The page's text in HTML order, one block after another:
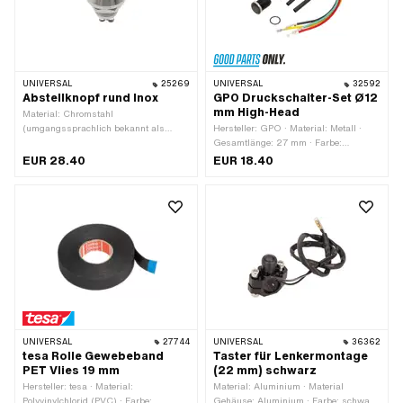
UNIVERSAL 25269
Abstellknopf rund Inox
Material: Chromstahl
(umgangssprachlich bekannt als
EUR 28.40
UNIVERSAL 32592
GPO Druckschalter-Set Ø12
mm High-Head
Hersteller: GPO · Material: Metall ·
Gesamtlänge: 27 mm · Farbe:
schwarz · Anzahl Stellungen: 2 Stk. ·
EUR 18.40
UNIVERSAL 27744
tesa Rolle Gewebeband
PET Vlies 19 mm
Hersteller: tesa · Material:
Polyvinylchlorid (PVC) · Farbe:
UNIVERSAL 36362
Taster für Lenkermontage
(22 mm) schwarz
Material: Aluminium · Material
Gehäuse: Aluminium · Farbe: schwarz